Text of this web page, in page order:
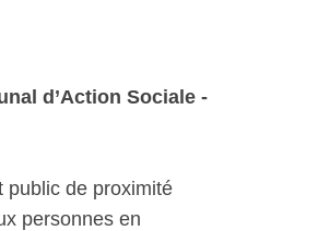
d’Action Sociale -
public de proximité
personnes en